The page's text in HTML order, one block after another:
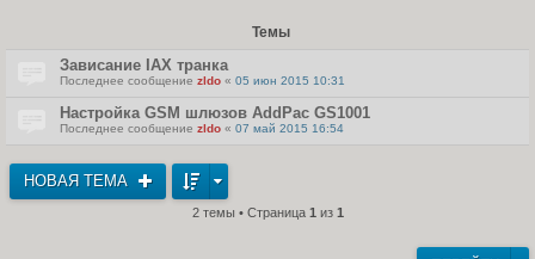
Темы
Зависание IAX транка
Последнее сообщение zldo « 05 июн 2015 10:31
Настройка GSM шлюзов AddPac GS1001
Последнее сообщение zldo « 07 май 2015 16:54
НОВАЯ ТЕМА
2 темы • Страница 1 из 1